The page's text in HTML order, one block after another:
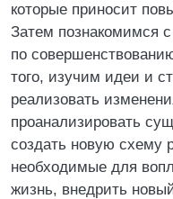
которые приносит
Затем познакомимся
по
того, изучим идеи и
реализовать
проанализировать
создать новую схему
необходимые для
жизнь, внедрить